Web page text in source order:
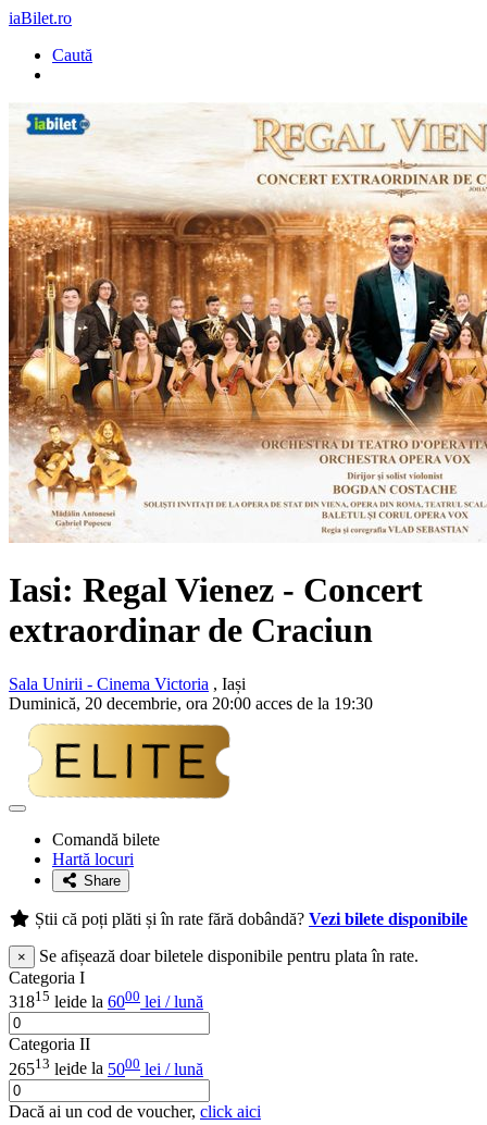
iaBilet.ro
Caută
Iasi: Regal Vienez - Concert
extraordinar de Craciun
Sala Unirii - Cinema Victoria , Iași
Duminică, 20 decembrie, ora 20:00 acces de la 19:30
Adaugă
favoriteComandă bilete
Hartă locuri
Share
Știi că poți plăti și în rate fără dobândă? Vezi bilete disponibile
×
Se afișează doar biletele disponibile pentru plata în rate.
Categoria I
31815 leide la 6000 lei / lună
Categoria II
26513 leide la 5000 lei / lună
Dacă ai un cod de voucher, click aici